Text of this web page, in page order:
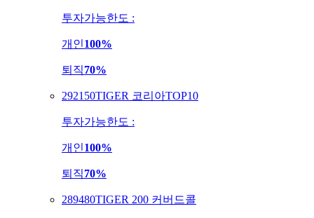
투자가능한도 :
개인100%
퇴직70%
292150TIGER 코리아TOP10
투자가능한도 :
개인100%
퇴직70%
289480TIGER 200 커버드콜